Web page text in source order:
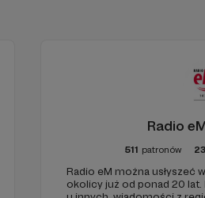
Radio
511 patronów
Radio eM można usłyszeć
okolicy już od ponad 20